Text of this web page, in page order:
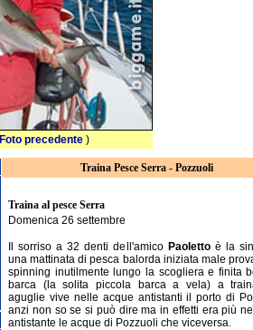
Traina Pesce Serra - Pozzuoli
Traina al pesce Serra
Domenica 26 settembre
Il sorriso a 32 denti dell'amico Paolettoè la
una mattinata di pesca balorda iniziata male
spinning inutilmente lungo la scogliera e finita
barca (la solita piccola barca a vela) a
aguglie vive nelle acque antistanti il porto di
anzi non so se si può dire ma in effetti era più
antistante le acque di Pozzuoli che viceversa.
Foto precedente)